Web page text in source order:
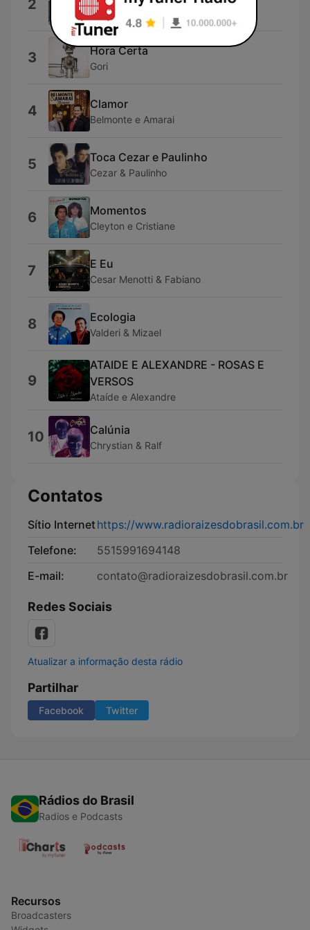
2 Milionario e Jose Rico
3 Hora Certa
Gori
4 Clamor
Belmonte e Amarai
5 Toca Cezar e Paulinho
Cezar & Paulinho
6 Momentos
Cleyton e Cristiane
7 E Eu
Cesar Menotti & Fabiano
8 Ecologia
Valderi & Mizael
9
ATAIDE E ALEXANDRE - ROSAS E
VERSOS
Ataíde e Alexandre
10 Calúnia
Chrystian & Ralf
Contatos
Sítio Internethttps://www.radioraizesdobrasil.com.br
Telefone:
5515991694148
E-mail:
contato@radioraizesdobrasil.com.br
Redes Sociais
Atualizar a informação desta rádio
Partilhar
Facebook Twitter
Rádios do Brasil
Radios e Podcasts
Recursos
Broadcasters